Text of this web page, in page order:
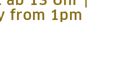
from 1pm